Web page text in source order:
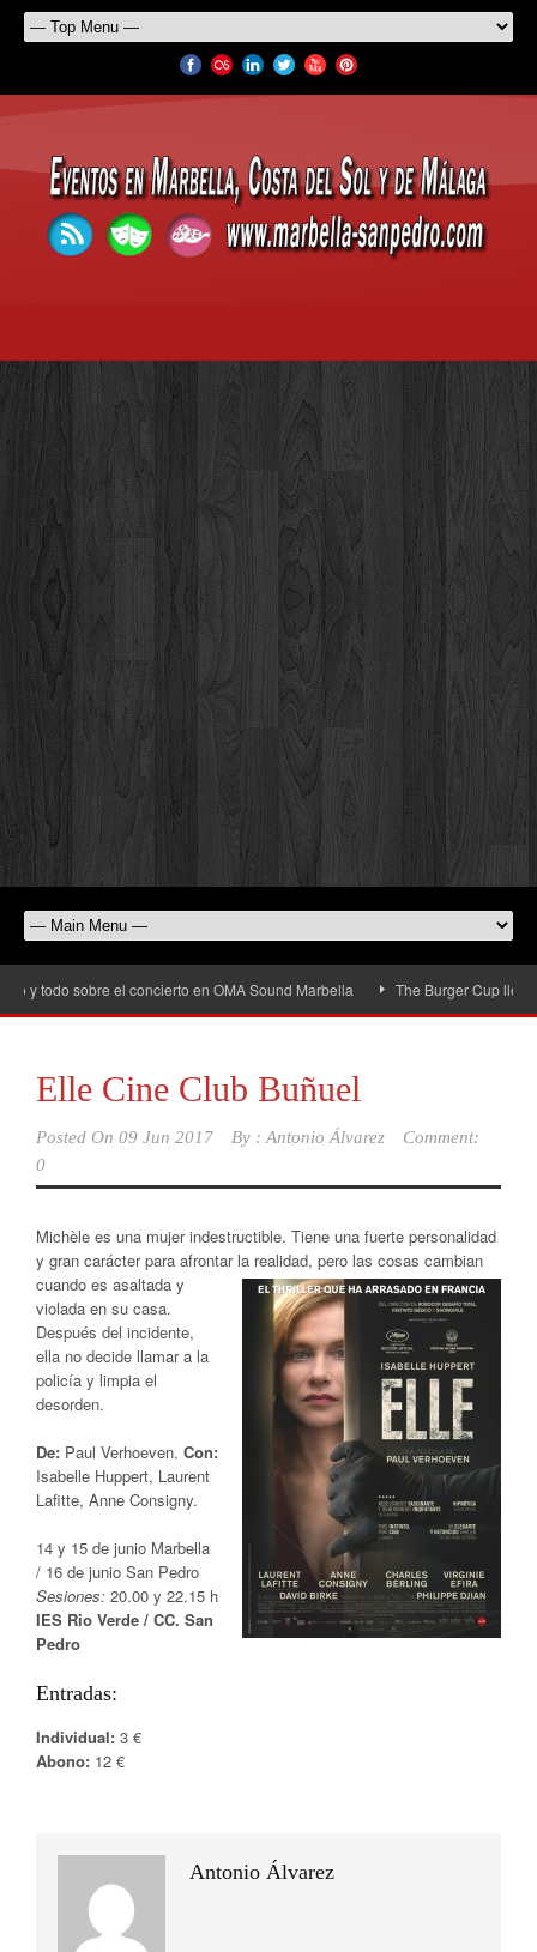
todo sobre el concierto en OMA Sound Marbella The Burger Cup llega a
Elle Cine Club Buñuel
Posted On 09 Jun 2017 By : Antonio Álvarez
Comment:
0
Michèle es una mujer indestructible. Tiene una fuerte personalidad
y gran carácter para afrontar la realidad, pero las cosas cambian
cuando es asaltada y
violada en su casa.
Después del incidente,
ella no decide llamar a la
policía y limpia el
desorden.
De: Paul Verhoeven. Con:
Isabelle Huppert, Laurent
Lafitte, Anne Consigny.
14 y 15 de junio Marbella
/ 16 de junio San Pedro
Sesiones: 20.00 y 22.15 h
IES Rio Verde / CC. San
Pedro
Entradas:
Individual: 3 €
Abono: 12 €
Antonio Álvarez